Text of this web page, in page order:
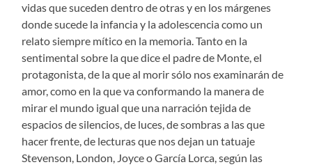
vidas que suceden dentro de otras y en los márgenes
donde sucede la infancia y la adolescencia como un
relato siempre mítico en la memoria. Tanto en la
sentimental sobre la que dice el padre de Monte, el
protagonista, de la que al morir sólo nos examinarán de
amor, como en la que va conformando la manera de
mirar el mundo igual que una narración tejida de
espacios de silencios, de luces, de sombras a las que
hacer frente, de lecturas que nos dejan un tatuaje
Stevenson, London, Joyce o García Lorca, según las